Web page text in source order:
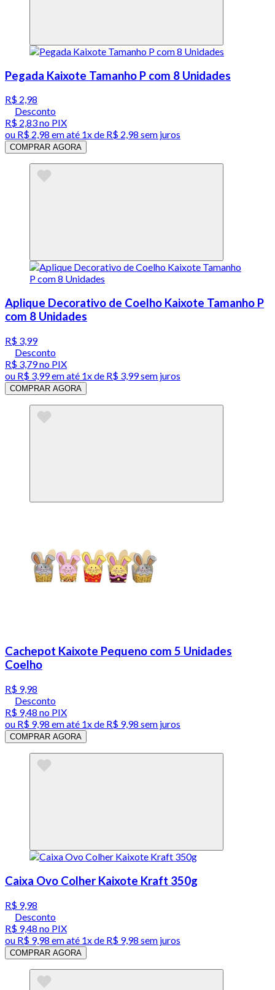
Pegada Kaixote Tamanho P com 8 Unidades
R$ 2,98
Desconto
R$ 2,83no PIX
ou R$ 2,98 em até 1x de R$ 2,98 sem juros
COMPRAR AGORA
Aplique Decorativo de Coelho Kaixote Tamanho P
com 8 Unidades
R$ 3,99
Desconto
R$ 3,79no PIX
ou R$ 3,99em até 1x de R$ 3,99sem juros
COMPRAR AGORA
Cachepot Kaixote Pequeno com 5 Unidades
Coelho
R$ 9,98
Desconto
R$ 9,48 no PIX
ou R$ 9,98 em até 1x de R$ 9,98 sem juros
COMPRAR AGORA
Caixa Ovo Colher Kaixote Kraft 350g
R$ 9,98
Desconto
R$ 9,48 no PIX
ou R$ 9,98 em até 1x de R$ 9,98 sem juros
COMPRAR AGORA